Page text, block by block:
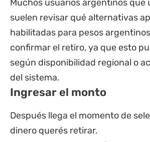
Muchos usuarios argentinos que
suelen revisar qué alternativas
habilitadas para pesos
confirmar el retiro, ya que esto
según disponibilidad regional o
del sistema.
Ingresar el monto
Después llega el momento de
dinero querés retirar.